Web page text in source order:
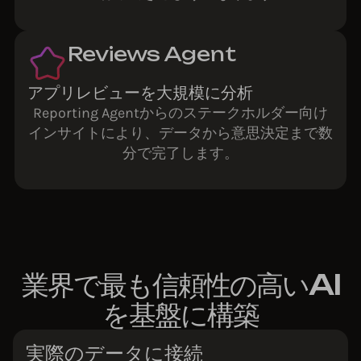
Reviews Agent
アプリレビューを大規模に分析
Reporting Agentからのステークホルダー向け
インサイトにより、データから意思決定まで数
分で完了します。
業界で最も信頼性の高いAI
を基盤に構築
実際のデータに接続